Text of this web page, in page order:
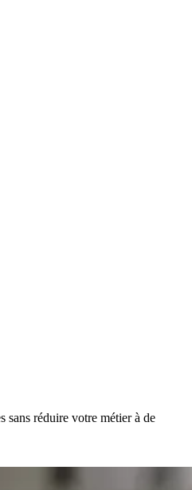
sans réduire votre métier à de